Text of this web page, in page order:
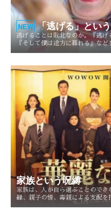
NEW 「逃げる」とい
逃げることは敗北なのか。『逃
『そして僕は途方に暮れる』な
家族という呪縛
家族は、人が自ら選ぶことので
縁、親子の情、毒親による支配を